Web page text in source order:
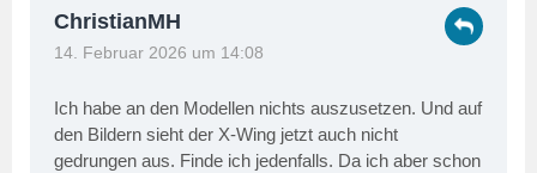
ChristianMH
14. Februar 2026 um 14:08
Ich habe an den Modellen nichts auszusetzen. Und auf
den Bildern sieht der X-Wing jetzt auch nicht
gedrungen aus. Finde ich jedenfalls. Da ich aber schon